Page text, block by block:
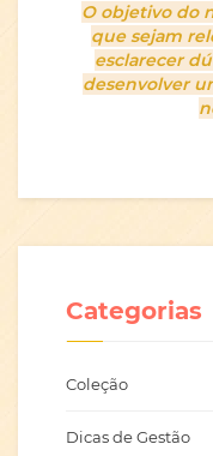
O objetivo do
que sejam
esclarecer
desenvolver
Categorias
Coleção
Dicas de Gestão